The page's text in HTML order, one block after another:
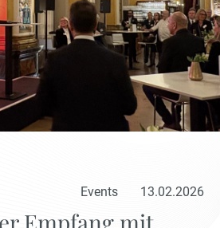
Events 13.02.2026
Empfang mit